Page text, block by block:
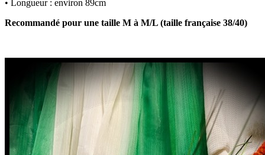
• Longueur : environ 89cm
Recommandé pour une taille M à M/L (taille française 38/40)